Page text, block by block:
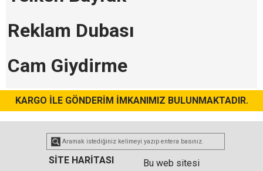
Reklam Dubası
Cam Giydirme
KARGO İLE GÖNDERİM İMKANIMIZ BULUNMAKTADIR.
SİTE HARİTASI
Bu web sitesi